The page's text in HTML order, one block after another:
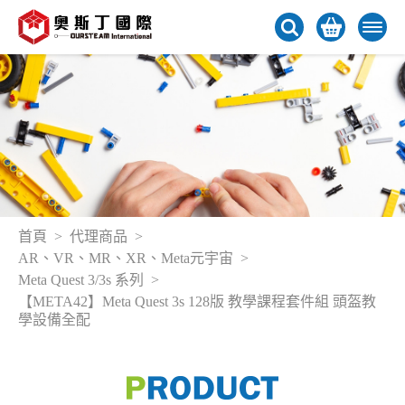
首頁
代理商品
AR、VR、MR、XR、Meta元宇宙
Meta Quest 3/3s 系列
【META42】Meta Quest 3s 128版 教學課程套件組 頭盔教
學設備全配